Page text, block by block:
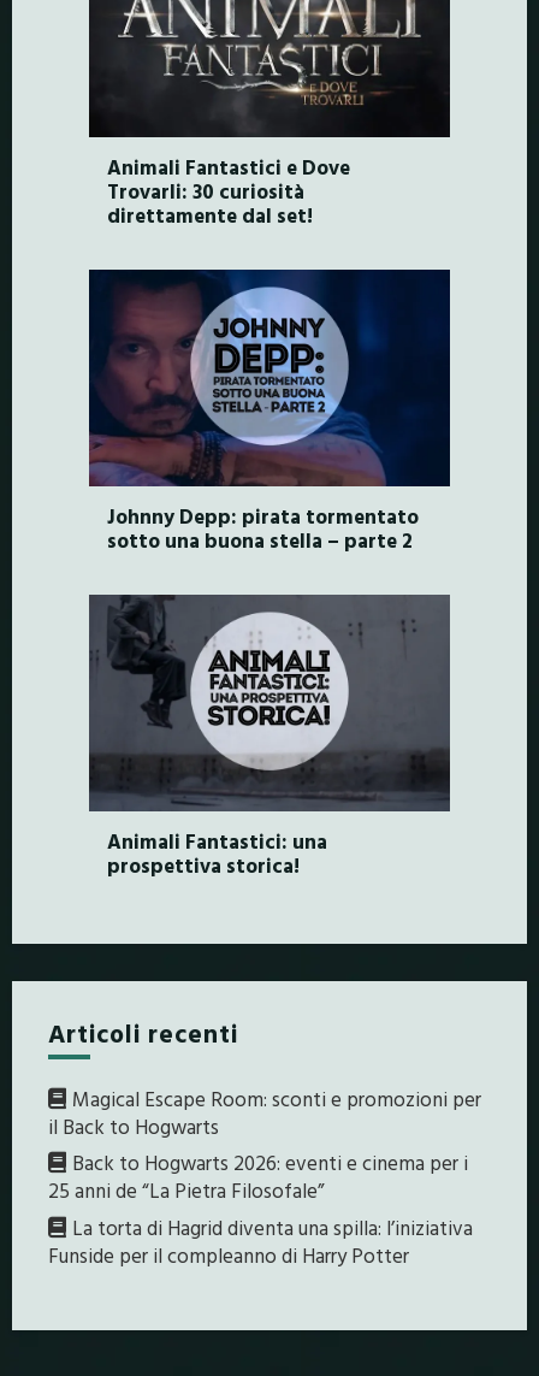
Animali Fantastici e Dove
Trovarli: 30 curiosità
direttamente dal set!
Johnny Depp: pirata tormentato
sotto una buona stella – parte 2
Animali Fantastici: una
prospettiva storica!
Articoli recenti
Magical Escape Room: sconti e promozioni per
il Back to Hogwarts
Back to Hogwarts 2026: eventi e cinema per i
25 anni de “La Pietra Filosofale”
La torta di Hagrid diventa una spilla: l’iniziativa
Funside per il compleanno di Harry Potter